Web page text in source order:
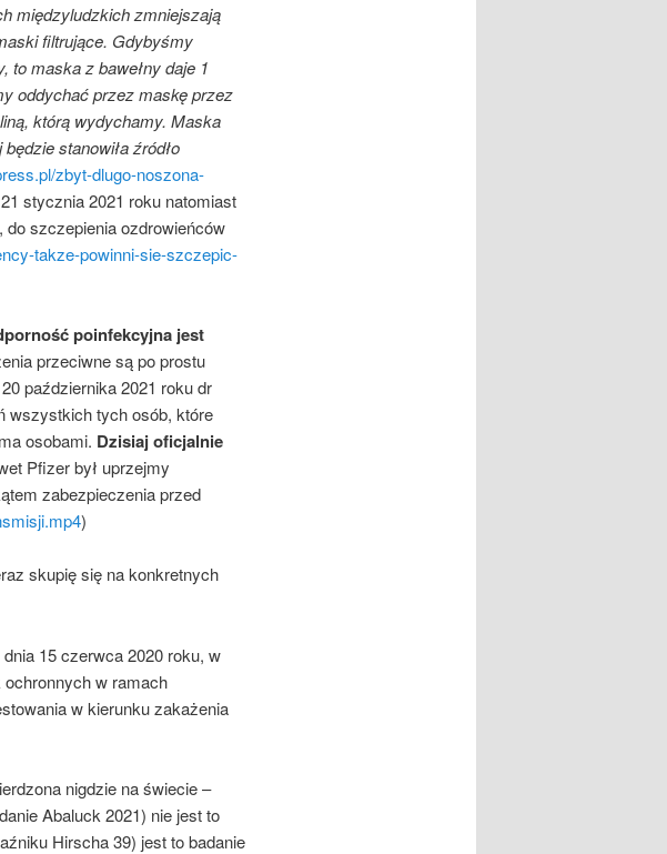
międzyludzkich zmniejszają
filtrujące. Gdybyśmy
to maska z bawełny daje 1
oddychać przez maskę przez
którą wydychamy. Maska
stanowiła źródło
zbyt-dlugo-noszona-
stycznia 2021 roku natomiast
do szczepienia ozdrowieńców
takze-powinni-sie-szczepic-
poinfekcyjna jest
przeciwne są po prostu
października 2021 roku dr
wszystkich tych osób, które
osobami. Dzisiaj oficjalnie
Pfizer był uprzejmy
zabezpieczenia przed
)
skupię się na konkretnych
15 czerwca 2020 roku, w
w ramach
w kierunku zakażenia
nigdzie na świecie –
Abaluck 2021) nie jest to
Hirscha 39) jest to badanie